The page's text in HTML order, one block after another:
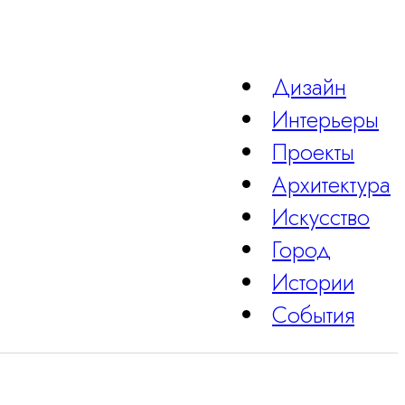
Дизайн
Интерьеры
Проекты
Архитектура
Искусство
Город
Истории
События